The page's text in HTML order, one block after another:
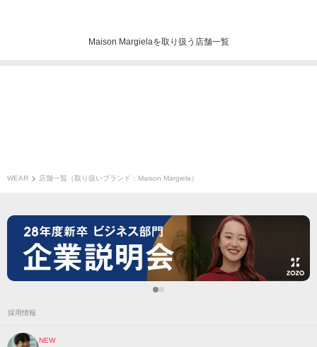
Maison Margielaを取り扱う店舗一覧
WEAR 店舗一覧（取り扱いブランド：Maison Margiela）
採用情報
NEW